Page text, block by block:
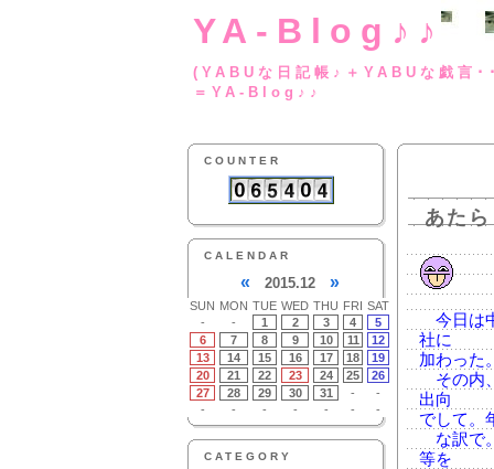
YA-Blog♪♪
(YABUな日記帳♪
＝YA-Blog♪♪
COUNTER
CALENDAR
« 2015.12 »
SUN MON TUE WED THU FRI SAT
-
- 1 2 3 4
5
6
7 8 9 10 11
12
13
14 15 16 17 18
19
20
21 22 23 24 25
26
27
28 29 30 31 -
-
-
- - - - - -
CATEGORY
あた
今日は
社に
加わった
その内
出向
でして。
な訳で
等を